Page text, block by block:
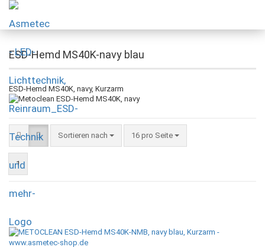
ESD-Hemd MS40K-navy blau
ESD-Hemd MS40K, navy, Kurzarm
Sortieren nach 16 pro Seite
1